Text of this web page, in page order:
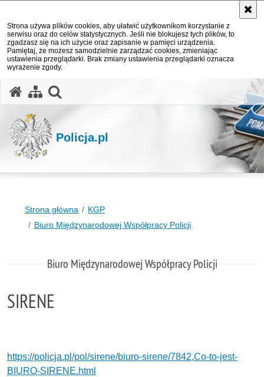
Strona używa plików cookies, aby ułatwić użytkownikom korzystanie z
serwisu oraz do celów statystycznych. Jeśli nie blokujesz tych plików, to
zgadzasz się na ich użycie oraz zapisanie w pamięci urządzenia.
Pamiętaj, że możesz samodzielnie zarządzać cookies, zmieniając
ustawienia przeglądarki. Brak zmiany ustawienia przeglądarki oznacza
wyrażenie zgody.
Policja.pl
Strona główna
KGP
Biuro Międzynarodowej Współpracy Policji
Biuro Międzynarodowej Współpracy Policji
SIRENE
https://policja.pl/pol/sirene/biuro-sirene/7842,Co-to-jest-
BIURO-SIRENE.html